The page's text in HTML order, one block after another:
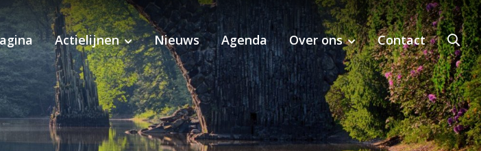
Actielijnen Nieuws Agenda Over ons Contact